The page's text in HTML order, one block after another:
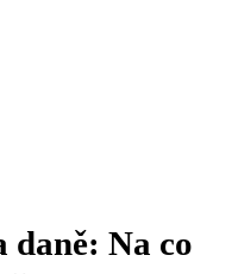
daně: Na co